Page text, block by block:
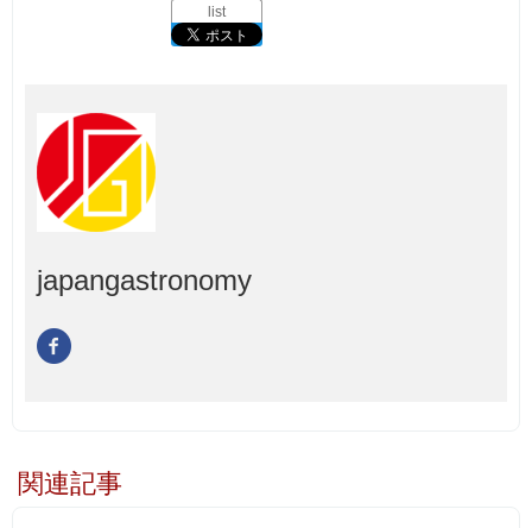
list
japangastronomy
関連記事